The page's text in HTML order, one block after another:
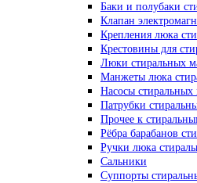
Баки и полубаки
Клапан
Крепления люка
Крестовины для
Люки стиральных
Манжеты люка
Насосы
Патрубки
Прочее к
Рёбра барабанов
Ручки люка
Сальники
Суппорты